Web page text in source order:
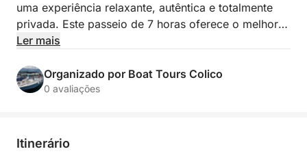
uma experiência relaxante, autêntica e totalmente
privada. Este passeio de 7 horas oferece o melhor
de Alto Lario: vistas alpinas, vilas históricas, águas
Baía de Piona.
e Gravedona, duas joias à beira do lago, ricas em
Ler mais
Organizado por Boat Tours Colico
0 avaliações
Itinerário